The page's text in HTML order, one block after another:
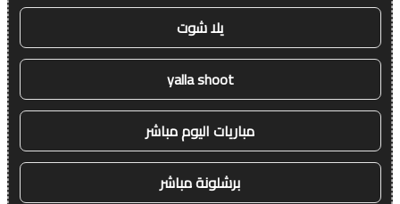
يلا شوت
yalla shoot
مباريات اليوم مباشر
برشلونة مباشر